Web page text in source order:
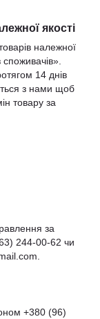
якості
належної
14 днів
з нами щоб
товару за
за
244-00-62 чи
+380 (96)